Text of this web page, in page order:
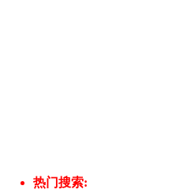
热门搜索: